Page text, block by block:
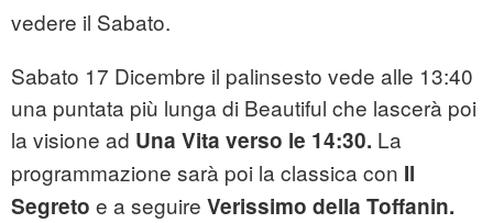
vedere il Sabato.
Sabato 17 Dicembre il palinsesto vede alle 13:40
una puntata più lunga di Beautiful che lascerà poi
la visione ad Una Vita verso le 14:30. La
programmazione sarà poi la classica con Il
Segreto e a seguire Verissimo della Toffanin.